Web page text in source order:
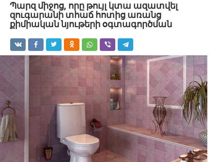
Պարզ միջոց, որը թույլ կտա ազատվել
զուգարանի տհաճ հոտից առանց
քիմիական նյութերի օգտագործման